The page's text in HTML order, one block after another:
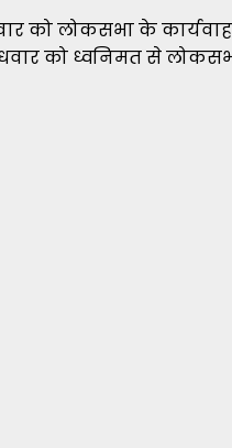
को लोकसभा के
को ध्वनिमत से